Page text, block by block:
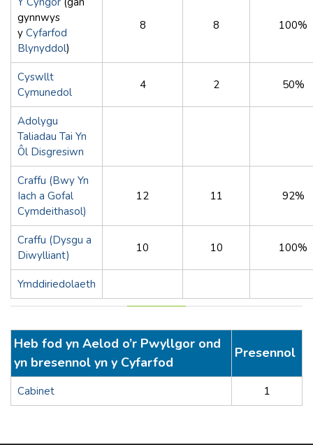
gynnwys
y Cyfarfod
Blynyddol)
8 8 100%
Cyswllt
Cymunedol
4 2 50%
Adolygu
Taliadau Tai Yn
Ôl Disgresiwn
Craffu (Bwy Yn
Iach a Gofal
Cymdeithasol)
12 11 92%
Craffu (Dysgu a
Diwylliant)
10 10 100%
Ymddiriedolaeth
Heb fod yn Aelod o’r Pwyllgor ond
yn bresennol yn y Cyfarfod
Presennol
Cabinet 1